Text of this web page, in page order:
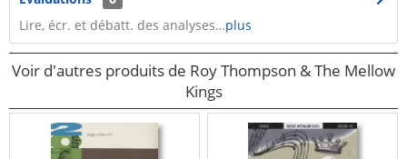
Lire, écr. et débatt. des analyses…plus
Voir d'autres produits de Roy Thompson & The Mellow
Kings